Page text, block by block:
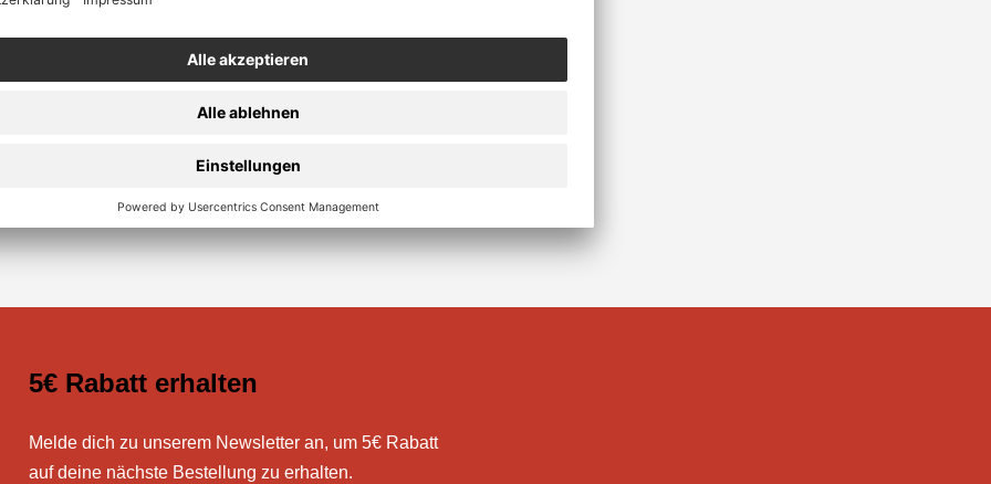
5€ Rabatt erhalten
Melde dich zu unserem Newsletter an, um 5€ Rabatt
auf deine nächste Bestellung zu erhalten.